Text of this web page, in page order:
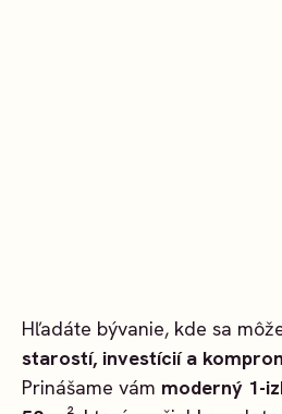
Hľadáte bývanie, kde sa
starostí, investícií a
Prinášame vám moderný 1-